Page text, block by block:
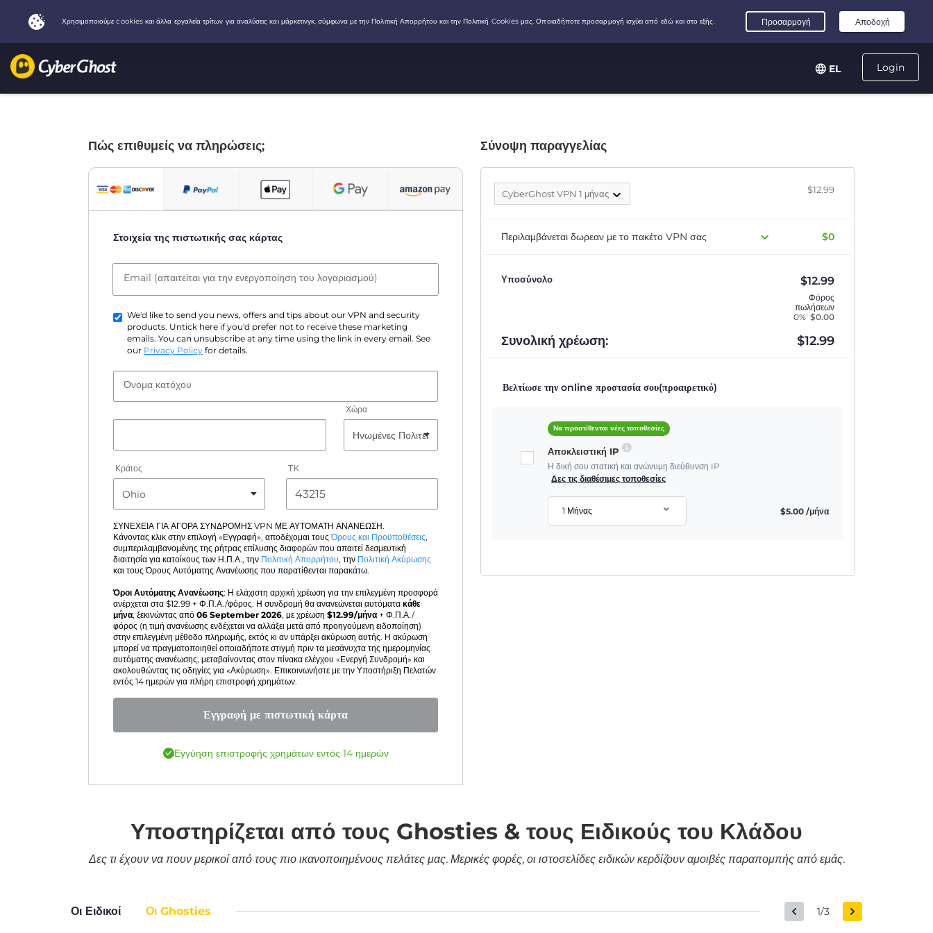
Login
EL
Πώς επιθυμείς να πληρώσεις;
Στοιχεία της πιστωτικής σας κάρτας
Email (απαιτείται για την ενεργοποίηση του λογαριασμού)
We'd like to send you news, offers and tips about our VPN and security
products. Untick here if you'd prefer not to receive these marketing
emails. You can unsubscribe at any time using the link in every email. See
our Privacy Policy for details.
Όνομα κατόχου
Χώρα
Κράτος ΤΚ
ΣΥΝΕΧΕΙΑ ΓΙΑ ΑΓΟΡΑ ΣΥΝΔΡΟΜΗΣ VPN ΜΕ ΑΥΤΟΜΑΤΗ ΑΝΑΝΕΩΣΗ.
Κάνοντας κλικ στην επιλογή «Εγγραφή», αποδέχομαι τουςΌρους και Προϋποθέσεις,
συμπεριλαμβανομένης της ρήτρας επίλυσης διαφορών που απαιτεί δεσμευτική
διαιτησία για κατοίκους των Η.Π.Α., την Πολιτική Απορρήτου, την Πολιτική Ακύρωσης
και τους Όρους Αυτόματης Ανανέωσης που παρατίθενται παρακάτω.
Όροι Αυτόματης Ανανέωσης: Η ελάχιστη αρχική χρέωση για την επιλεγμένη προσφορά
ανέρχεται στα $12.99 + Φ.Π.Α./φόρος. Η συνδρομή θα ανανεώνεται αυτόματα κάθε
μήνα, ξεκινώντας από 06 September 2026, με χρέωση $12.99/μήνα + Φ.Π.Α./
φόρος (η τιμή ανανέωσης ενδέχεται να αλλάξει μετά από προηγούμενη ειδοποίηση)
στην επιλεγμένη μέθοδο πληρωμής, εκτός κι αν υπάρξει ακύρωση αυτής. Η ακύρωση
μπορεί να πραγματοποιηθεί οποιαδήποτε στιγμή πριν τα μεσάνυχτα της ημερομηνίας
αυτόματης ανανέωσης, μεταβαίνοντας στον πίνακα ελέγχου «Ενεργή Συνδρομή» και
ακολουθώντας τις οδηγίες για «Ακύρωση». Επικοινωνήστε με την Υποστήριξη Πελατών
εντός 14 ημερών για πλήρη επιστροφή χρημάτων.
Εγγραφή με πιστωτική κάρτα
Εγγύηση επιστροφής χρημάτων εντός 14 ημερών
Σύνοψη παραγγελίας
CyberGhost VPN 1 μήνας $12.99
Περιλαμβάνεται δωρεαν με το πακέτο VPN σας $0
Υποσύνολο $12.99
Φόρος
πωλήσεων
0% $0.00
Συνολική χρέωση: $12.99
Βελτίωσε την online προστασία σου(προαιρετικό)
Να προστίθενται νέες τοποθεσίες
Αποκλειστική IP
Η δική σου στατική και ανώνυμη διεύθυνση IP
Δες τις διαθέσιμες τοποθεσίες
1 Μήνας $5.00 /μήνα
Υποστηρίζεται από τους Ghosties & τους Ειδικούς του Κλάδου
Δες τι έχουν να πουν μερικοί από τους πιο ικανοποιημένους πελάτες μας. Μερικές φορές, οι ιστοσελίδες ειδικών κερδίζουν αμοιβές παραπομπής από εμάς.
Οι Ειδικοί Οι Ghosties 1/3